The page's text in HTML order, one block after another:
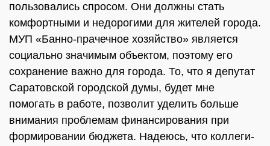
пользовались спросом. Они должны стать
комфортными и недорогими для жителей города.
МУП «Банно-прачечное хозяйство» является
социально значимым объектом, поэтому его
сохранение важно для города. То, что я депутат
Саратовской городской думы, будет мне
помогать в работе, позволит уделить больше
внимания проблемам финансирования при
формировании бюджета. Надеюсь, что коллеги-